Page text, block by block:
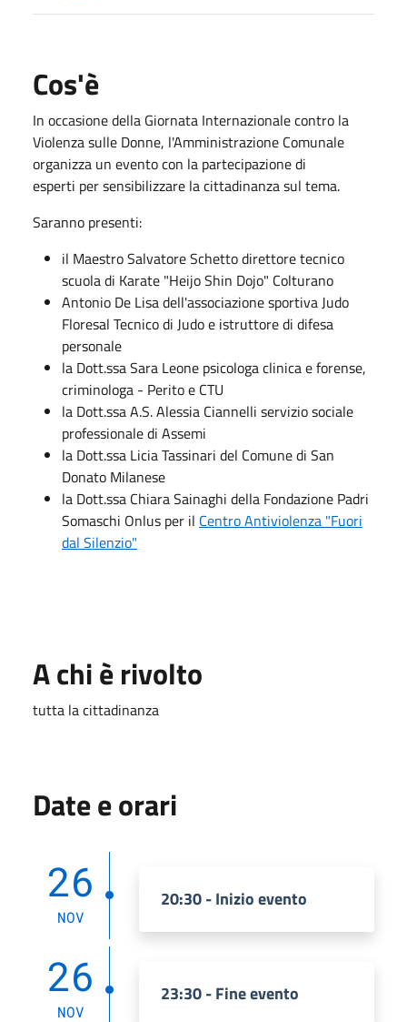
Cos'è
In occasione della Giornata Internazionale contro la
Violenza sulle Donne, l'Amministrazione Comunale
organizza un evento con la partecipazione di
esperti per sensibilizzare la cittadinanza sul tema.
Saranno presenti:
il Maestro Salvatore Schetto direttore tecnico
scuola di Karate "Heijo Shin Dojo" Colturano
Antonio De Lisa dell'associazione sportiva Judo
Floresal Tecnico di Judo e istruttore di difesa
personale
la Dott.ssa Sara Leone psicologa clinica e forense,
criminologa - Perito e CTU
la Dott.ssa A.S. Alessia Ciannelli servizio sociale
professionale di Assemi
la Dott.ssa Licia Tassinari del Comune di San
Donato Milanese
la Dott.ssa Chiara Sainaghi della Fondazione Padri
Somaschi Onlus per il Centro Antiviolenza "Fuori
dal Silenzio"
A chi è rivolto
tutta la cittadinanza
Date e orari
26
NOV
20:30 - Inizio evento
26
NOV
23:30 - Fine evento